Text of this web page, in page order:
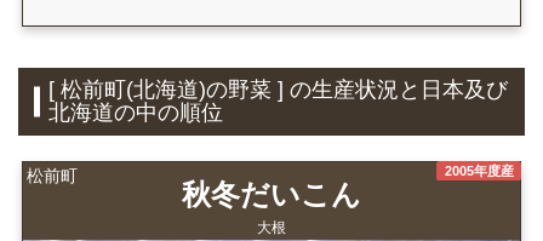
[ 松前町(北海道)の野菜 ] の生産状況と日本及び
北海道の中の順位
松前町 2005年度産
秋冬だいこん
大根